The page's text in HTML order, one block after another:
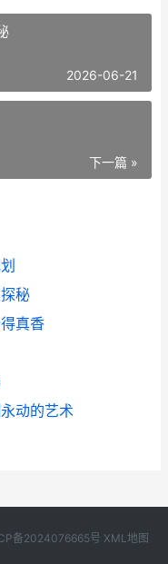
2026-06-21
下一篇 »
秘
真香
动的艺术
备2024076665号 XML地图